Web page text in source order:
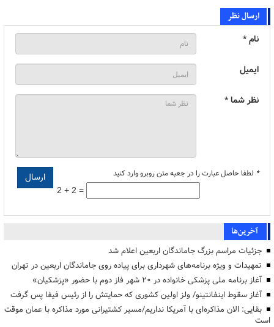
ارسال نظر
نام *
ایمیل
نظر شما *
* لطفا حاصل عبارت را در جعبه متن روبرو وارد کنید
2 + 2 =
آخرین‌ها
جزئیات مراسم بزرگ جاماندگان اربعین اعلام شد
تمهیدات و ویژه برنامه‌های شهرداری برای پیاده روی جاماندگان اربعین در تهران
آغاز برنامه ملی پزشکی خانواده در ۲۰ شهر فاز دوم با حضور «پزشکیان»
آغاز سقوط اینفانتینو/ ولز اولین کشوری که حمایتش را از رئیس فیفا پس گرفت
بقایی: الان مذاکره‌ای با آمریکا نداریم/مسیر کشتیرانی مورد مذاکره با عمان موقت
است